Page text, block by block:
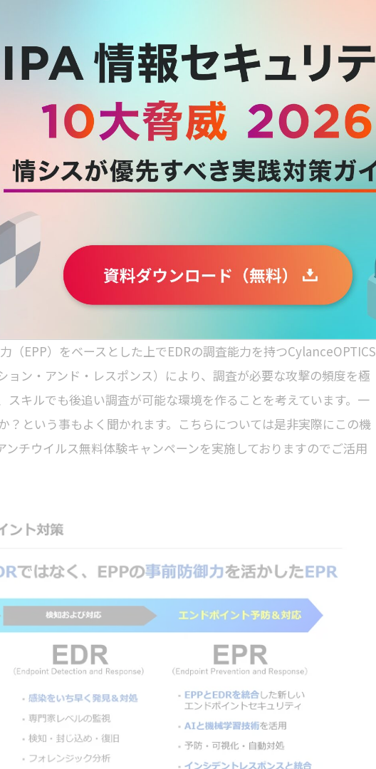
化への対応
業務を行う場所がオフィス以外に広がったことです。これにより今
ール等の多数のセキュリティ対策を経由せずに業務が行われる状
（パソコン）はテレワークでも変わらず使われるため「エンドポイ
ークでは重要になります。
に防ぐEPP（エンドポイント・プロテクション・プラットフォー
応するEDR（エンドポイント・ディテクション・アンド・レスポン
ることは間違いないのですが、一方で導入企業側での対応スキルや
を十全に使いこなすことが難しい可能性があります。そこで、
（EPP）をベースとした上でEDRの調査能力を持つCylanceOPTICS
ョン・アンド・レスポンス）により、調査が必要な攻撃の頻度を極
スキルでも後追い調査が可能な環境を作ることを考えています。一
？という事もよく聞かれます。こちらについては是非実際にこの機
チウイルス無料体験キャンペーンを実施しておりますのでご活用